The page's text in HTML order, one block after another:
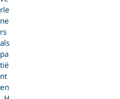
rle
ne
rs
als
pa
tië
nt
en